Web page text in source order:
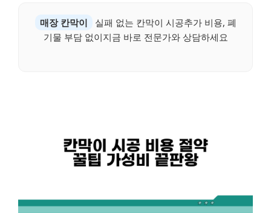
매장 칸막이
실패 없는 칸막이 시공추가 비용, 폐
기물 부담 없이지금 바로 전문가와 상담하세요